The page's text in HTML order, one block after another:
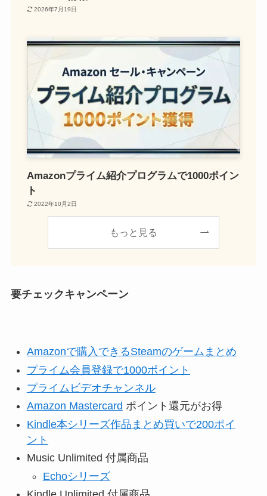
2026年7月19日
Amazonプライム紹介プログラムで1000ポイン
ト
2022年10月2日
もっと見る
要チェックキャンペーン
Amazonで購入できるSteamのゲームまとめ
プライム会員登録で1000ポイント
プライムビデオチャンネル
Amazon Mastercard ポイント還元がお得
Kindle本シリーズ作品まとめ買いで200ポイ
ント
Music Unlimited 付属商品
Echoシリーズ